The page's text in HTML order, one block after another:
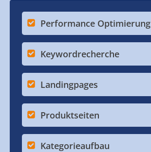
Performance Optimierung
Keywordrecherche
Landingpages
Produktseiten
Kategorieaufbau